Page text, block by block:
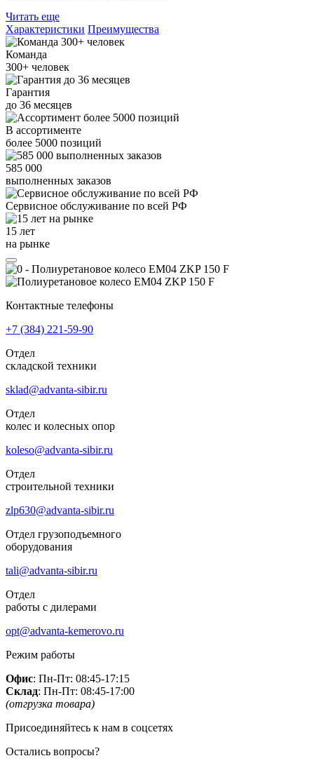
Читать еще
Характеристики Преимущества
Команда
300+ человек
Гарантия
до 36 месяцев
В ассортименте
более 5000 позиций
585 000
выполненных заказов
Сервисное обслуживание по всей РФ
15 лет
на рынке
Контактные телефоны
+7 (384) 221-59-90
Отдел
складской техники
sklad@advanta-sibir.ru
Отдел
колес и колесных опор
koleso@advanta-sibir.ru
Отдел
строительной техники
zlp630@advanta-sibir.ru
Отдел грузоподъемного
оборудования
tali@advanta-sibir.ru
Отдел
работы с дилерами
opt@advanta-kemerovo.ru
Режим работы
Офис: Пн-Пт: 08:45-17:15
Склад: Пн-Пт: 08:45-17:00
(отгрузка товара)
Присоединяйтесь к нам в соцсетях
Остались вопросы?